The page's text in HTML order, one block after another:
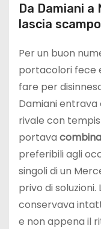
Da Damiani
lascia scampo
Per un buon
portacolori fece
fare per
Damiani entrava
rivale con
portava
preferibili agli
singoli di un
privo di
conservava
e non appena il